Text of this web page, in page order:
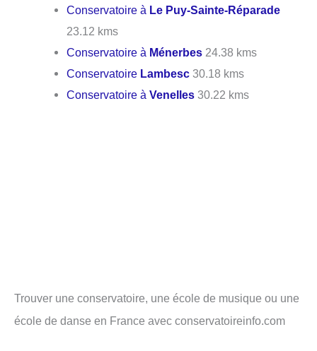
Conservatoire à Le Puy-Sainte-Réparade
23.12 kms
Conservatoire à Ménerbes 24.38 kms
Conservatoire Lambesc 30.18 kms
Conservatoire àVenelles 30.22 kms
Trouver une conservatoire, une école de musique ou une
école de danse en France avec conservatoireinfo.com